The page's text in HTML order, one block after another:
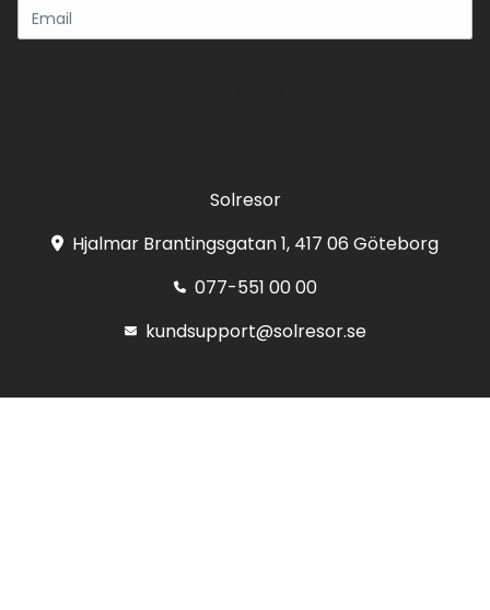
Solresor
Hjalmar Brantingsgatan 1, 417 06 Göteborg
077-551 00 00
kundsupport@solresor.se